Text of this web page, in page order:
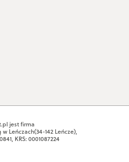
jest firma
Leńczach(34-142 Leńcze),
KRS: 0001087224